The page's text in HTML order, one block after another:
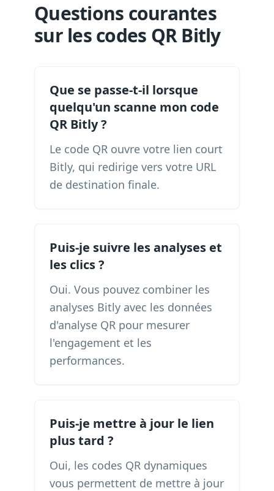
Questions courantes
sur les codes QR Bitly
Que se passe-t-il lorsque
quelqu'un scanne mon code
QR Bitly ?
Le code QR ouvre votre lien court
Bitly, qui redirige vers votre URL
de destination finale.
Puis-je suivre les analyses et
les clics ?
Oui. Vous pouvez combiner les
analyses Bitly avec les données
d'analyse QR pour mesurer
l'engagement et les
performances.
Puis-je mettre à jour le lien
plus tard ?
Oui, les codes QR dynamiques
vous permettent de mettre à jour